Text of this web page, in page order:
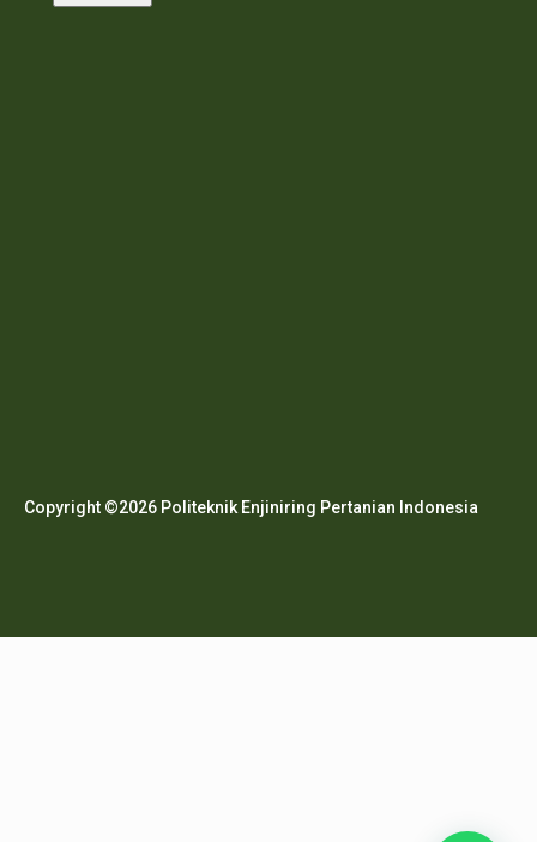
Copyright ©2026 Politeknik Enjiniring Pertanian Indonesia